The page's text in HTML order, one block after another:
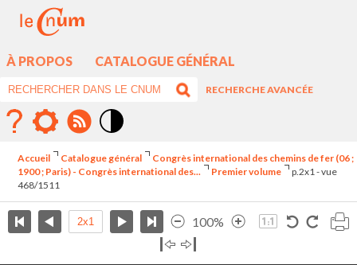
À PROPOS CATALOGUE GÉNÉRAL
RECHERCHE AVANCÉE
élévé
Accueil Catalogue général
Congrès international des chemins de fer (06 ;
1900 ; Paris) - Congrès international des...
Premier volume
p.2x1 - vue
468/1511
100%